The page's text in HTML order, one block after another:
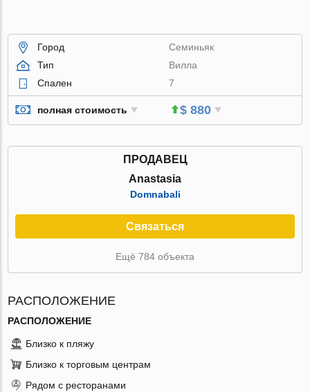
Город
Семиньяк
Тип
Вилла
Спален
7
полная стоимость $ 880
ПРОДАВЕЦ
Anastasia
Domnabali
Связаться
Ещё 784 объекта
РАСПОЛОЖЕНИЕ
РАСПОЛОЖЕНИЕ
Близко к пляжу
Близко к торговым центрам
Рядом с ресторанами